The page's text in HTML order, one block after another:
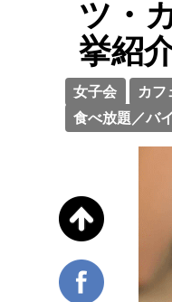
ツ・
挙紹
女子会 カフ
食べ放題／バ